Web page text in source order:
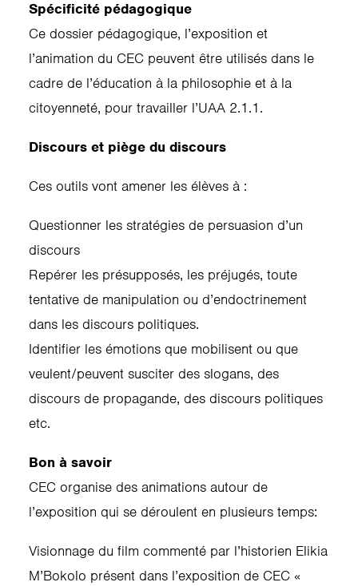
Spécificité pédagogique
Ce dossier pédagogique, l’exposition et
l’animation du CEC peuvent être utilisés dans le
cadre de l’éducation à la philosophie et à la
citoyenneté, pour travailler l’UAA 2.1.1.
Discours et piège du discours
Ces outils vont amener les élèves à :
Questionner les stratégies de persuasion d’un
discours
Repérer les présupposés, les préjugés, toute
tentative de manipulation ou d’endoctrinement
dans les discours politiques.
Identifier les émotions que mobilisent ou que
veulent/peuvent susciter des slogans, des
discours de propagande, des discours politiques
etc.
Bon à savoir
CEC organise des animations autour de
l’exposition qui se déroulent en plusieurs temps:
Visionnage du film commenté par l’historien Elikia
M’Bokolo présent dans l’exposition de CEC «